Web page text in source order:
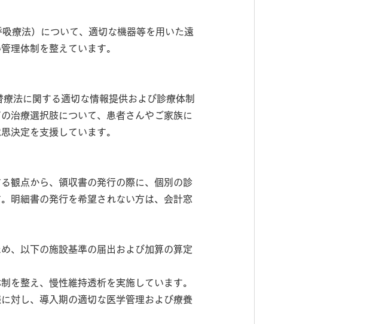
療法）について、適切な機器等を用いた遠
理体制を整えています。
法に関する適切な情報提供および診療体制
治療選択肢について、患者さんやご家族に
決定を支援しています。
観点から、領収書の発行の際に、個別の診
明細書の発行を希望されない方は、会計窓
、以下の施設基準の届出および加算の算定
を整え、慢性維持透析を実施しています。
対し、導入期の適切な医学管理および療養